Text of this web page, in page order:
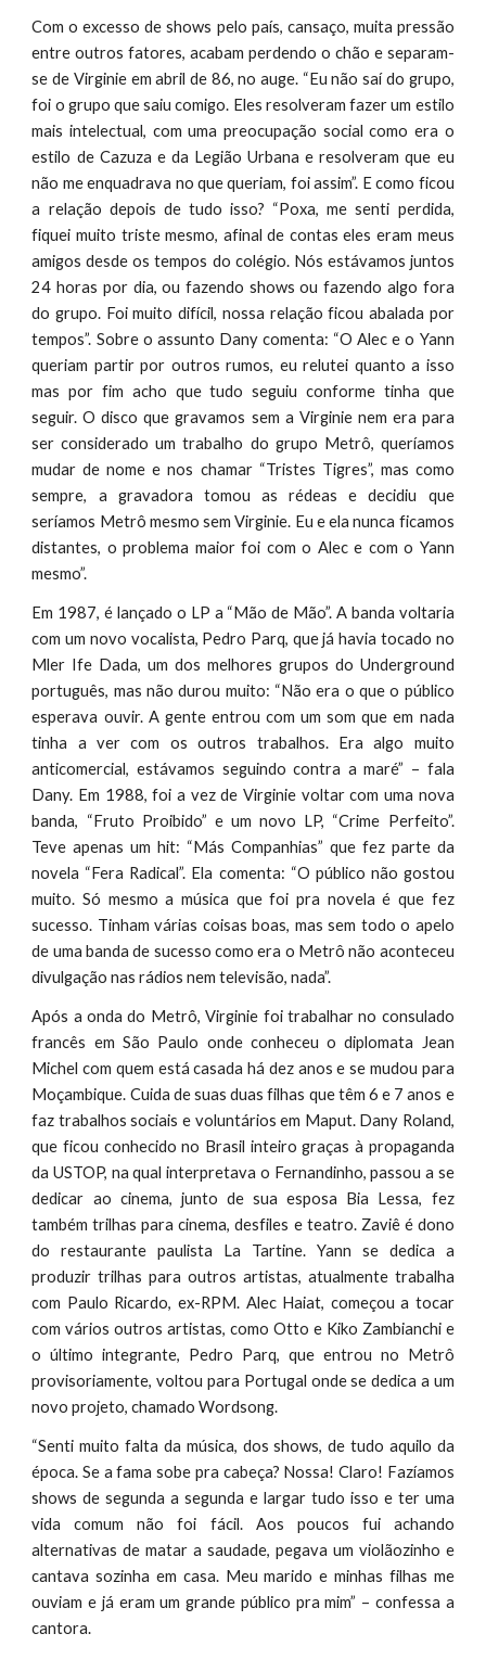
Com o excesso de shows pelo país, cansaço, muita pressão
entre outros fatores, acabam perdendo o chão e separam-
se de Virginie em abril de 86, no auge. “Eu não saí do grupo,
foi o grupo que saiu comigo. Eles resolveram fazer um estilo
mais intelectual, com uma preocupação social como era o
estilo de Cazuza e da Legião Urbana e resolveram que eu
não me enquadrava no que queriam, foi assim”. E como ficou
a relação depois de tudo isso? “Poxa, me senti perdida,
fiquei muito triste mesmo, afinal de contas eles eram meus
amigos desde os tempos do colégio. Nós estávamos juntos
24 horas por dia, ou fazendo shows ou fazendo algo fora
do grupo. Foi muito difícil, nossa relação ficou abalada por
tempos”. Sobre o assunto Dany comenta: “O Alec e o Yann
queriam partir por outros rumos, eu relutei quanto a isso
mas por fim acho que tudo seguiu conforme tinha que
seguir. O disco que gravamos sem a Virginie nem era para
ser considerado um trabalho do grupo Metrô, queríamos
mudar de nome e nos chamar “Tristes Tigres”, mas como
sempre, a gravadora tomou as rédeas e decidiu que
seríamos Metrô mesmo sem Virginie. Eu e ela nunca ficamos
distantes, o problema maior foi com o Alec e com o Yann
mesmo”.
Em 1987, é lançado o LP a “Mão de Mão”. A banda voltaria
com um novo vocalista, Pedro Parq, que já havia tocado no
Mler Ife Dada, um dos melhores grupos do Underground
português, mas não durou muito: “Não era o que o público
esperava ouvir. A gente entrou com um som que em nada
tinha a ver com os outros trabalhos. Era algo muito
anticomercial, estávamos seguindo contra a maré” – fala
Dany. Em 1988, foi a vez de Virginie voltar com uma nova
banda, “Fruto Proibido” e um novo LP, “Crime Perfeito”.
Teve apenas um hit: “Más Companhias” que fez parte da
novela “Fera Radical”. Ela comenta: “O público não gostou
muito. Só mesmo a música que foi pra novela é que fez
sucesso. Tinham várias coisas boas, mas sem todo o apelo
de uma banda de sucesso como era o Metrô não aconteceu
divulgação nas rádios nem televisão, nada”.
Após a onda do Metrô, Virginie foi trabalhar no consulado
francês em São Paulo onde conheceu o diplomata Jean
Michel com quem está casada há dez anos e se mudou para
Moçambique. Cuida de suas duas filhas que têm 6 e 7 anos e
faz trabalhos sociais e voluntários em Maput. Dany Roland,
que ficou conhecido no Brasil inteiro graças à propaganda
da USTOP, na qual interpretava o Fernandinho, passou a se
dedicar ao cinema, junto de sua esposa Bia Lessa, fez
também trilhas para cinema, desfiles e teatro. Zaviê é dono
do restaurante paulista La Tartine. Yann se dedica a
produzir trilhas para outros artistas, atualmente trabalha
com Paulo Ricardo, ex-RPM. Alec Haiat, começou a tocar
com vários outros artistas, como Otto e Kiko Zambianchi e
o último integrante, Pedro Parq, que entrou no Metrô
provisoriamente, voltou para Portugal onde se dedica a um
novo projeto, chamado Wordsong.
“Senti muito falta da música, dos shows, de tudo aquilo da
época. Se a fama sobe pra cabeça? Nossa! Claro! Fazíamos
shows de segunda a segunda e largar tudo isso e ter uma
vida comum não foi fácil. Aos poucos fui achando
alternativas de matar a saudade, pegava um violãozinho e
cantava sozinha em casa. Meu marido e minhas filhas me
ouviam e já eram um grande público pra mim” – confessa a
cantora.